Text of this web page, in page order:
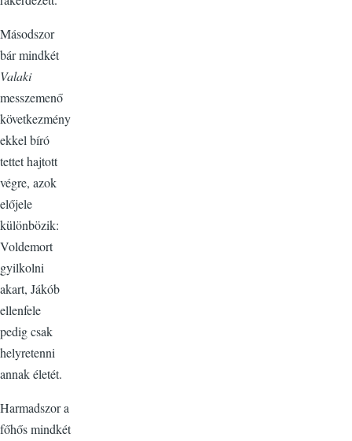
Másodszor
bár mindkét
Valaki
messzemenő
következmény
ekkel bíró
tettet hajtott
végre, azok
előjele
különbözik:
Voldemort
gyilkolni
akart, Jákób
ellenfele
pedig csak
helyretenni
annak életét.
Harmadszor a
főhős mindkét